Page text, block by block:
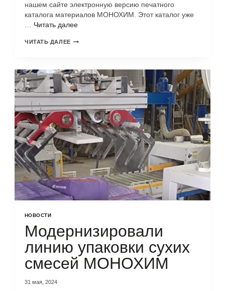
нашем сайте электронную версию печатного
каталога материалов МОНОХИМ. Этот каталог уже
Читать далее
ЧИТАТЬ ДАЛЕЕ
НОВОСТИ
Модернизировали
линию упаковки сухих
смесей МОНОХИМ
31 мая, 2024